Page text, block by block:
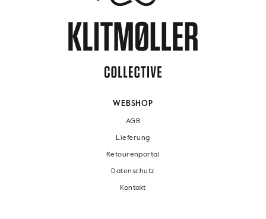
WEBSHOP
AGB
Lieferung
Retourenportal
Datenschutz
Kontakt